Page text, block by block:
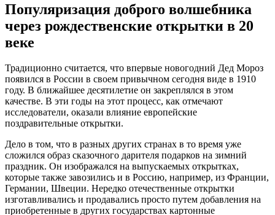
Популяризация доброго волшебника
через рождественские открытки в 20
веке
Традиционно считается, что впервые новогодний Дед Мороз
появился в России в своем привычном сегодня виде в 1910
году. В ближайшее десятилетие он закреплялся в этом
качестве. В эти годы на этот процесс, как отмечают
исследователи, оказали влияние европейские
поздравительные открытки.
Дело в том, что в разных других странах в то время уже
сложился образ сказочного дарителя подарков на зимний
праздник. Он изображался на выпускаемых открытках,
которые также завозились и в Россию, например, из Франции,
Германии, Швеции. Нередко отечественные открытки
изготавливались и продавались просто путем добавления на
приобретенные в других государствах картонные